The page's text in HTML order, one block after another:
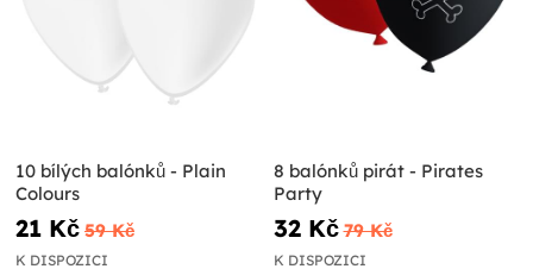
10 bílých balónků - Plain
Colours
21 Kč 59 Kč
K DISPOZICI
8 balónků pirát - Pirates
Party
32 Kč 79 Kč
K DISPOZICI